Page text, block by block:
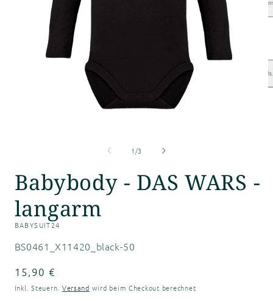
2
1 /von
3
Babybody - DAS WARS -
langarm
BABYSUIT24
SKU:
BS0461_X11420_black-50
Normaler
Preis
15,90 €
Inkl. Steuern. Versand wird beim Checkout berechnet